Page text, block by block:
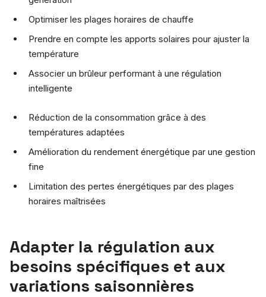
Optimiser les plages horaires de chauffe
Prendre en compte les apports solaires pour ajuster la
température
Associer un brûleur performant à une régulation
intelligente
Réduction de la consommation grâce à des
températures adaptées
Amélioration du rendement énergétique par une gestion
fine
Limitation des pertes énergétiques par des plages
horaires maîtrisées
Adapter la régulation aux
besoins spécifiques et aux
variations saisonnières